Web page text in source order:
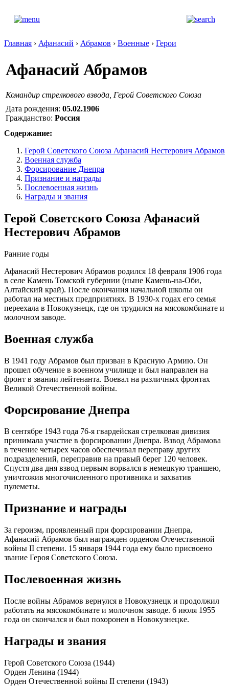
Главная › Афанасий › Абрамов › Военные › Герои
Афанасий Абрамов
Командир стрелкового взвода, Герой Советского Союза
Дата рождения: 05.02.1906
Гражданство: Россия
Содержание:
Герой Советского Союза Афанасий Нестерович Абрамов
Военная служба
Форсирование Днепра
Признание и награды
Послевоенная жизнь
Награды и звания
Герой Советского Союза Афанасий
Нестерович Абрамов
Ранние годы
Афанасий Нестерович Абрамов родился 18 февраля 1906 года
в селе Камень Томской губернии (ныне Камень-на-Оби,
Алтайский край). После окончания начальной школы он
работал на местных предприятиях. В 1930-х годах его семья
переехала в Новокузнецк, где он трудился на мясокомбинате и
молочном заводе.
Военная служба
В 1941 году Абрамов был призван в Красную Армию. Он
прошел обучение в военном училище и был направлен на
фронт в звании лейтенанта. Воевал на различных фронтах
Великой Отечественной войны.
Форсирование Днепра
В сентябре 1943 года 76-я гвардейская стрелковая дивизия
принимала участие в форсировании Днепра. Взвод Абрамова
в течение четырех часов обеспечивал переправу других
подразделений, переправив на правый берег 120 человек.
Спустя два дня взвод первым ворвался в немецкую траншею,
уничтожив многочисленного противника и захватив
пулеметы.
Признание и награды
За героизм, проявленный при форсировании Днепра,
Афанасий Абрамов был награжден орденом Отечественной
войны II степени. 15 января 1944 года ему было присвоено
звание Героя Советского Союза.
Послевоенная жизнь
После войны Абрамов вернулся в Новокузнецк и продолжил
работать на мясокомбинате и молочном заводе. 6 июля 1955
года он скончался и был похоронен в Новокузнецке.
Награды и звания
Герой Советского Союза (1944)
Орден Ленина (1944)
Орден Отечественной войны II степени (1943)